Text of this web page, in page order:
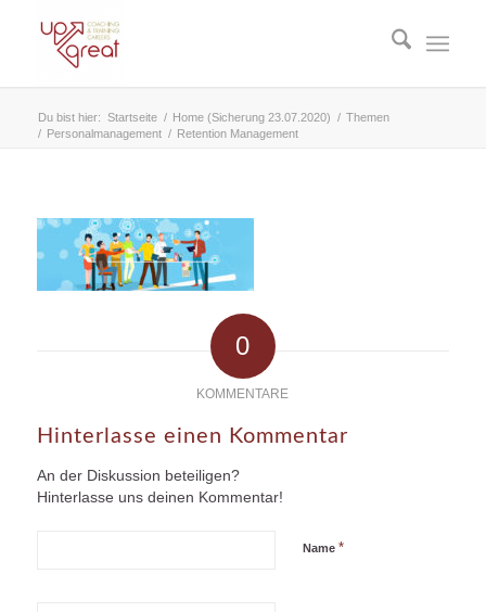
Du bist hier: Startseite / Home (Sicherung 23.07.2020) / Themen
/ Personalmanagement / Retention Management
0
KOMMENTARE
Hinterlasse einen Kommentar
An der Diskussion beteiligen?
Hinterlasse uns deinen Kommentar!
Name *